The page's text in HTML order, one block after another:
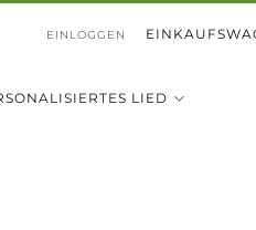
LIED
EINLOGGEN